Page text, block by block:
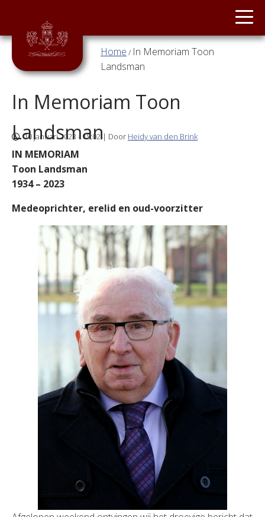
Overslaan en naar de inhoud gaan
Main menu
ORANJE
ORANJE
STAGEBAND
TWIRLGROEP
SLAG
&
CONTACT
In Memoriam Toon
Landsman
U bent hier
Home / In Memoriam Toon
Landsman
10 januari 2023 - 15:02 | Door Heidy van den Brink
IN MEMORIAM
Toon Landsman
1934 – 2023
Medeoprichter, erelid en oud-voorzitter